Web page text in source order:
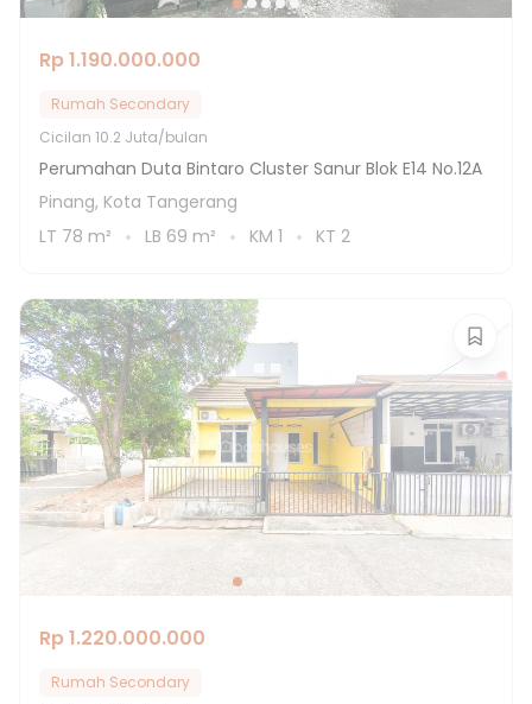
Rp 1.190.000.000
Rumah Secondary
Cicilan 10.2 Juta/bulan
Perumahan Duta Bintaro Cluster Sanur Blok E14 No.12A
Pinang, Kota Tangerang
LT 78 m² LB 69 m² KM 1 KT 2
Rp 1.220.000.000
Rumah Secondary